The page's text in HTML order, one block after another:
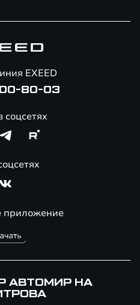
приложение
EXEED
80-03
соцсетях
АВТОМИР НА